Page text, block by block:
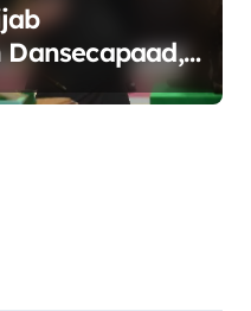
Organisasi